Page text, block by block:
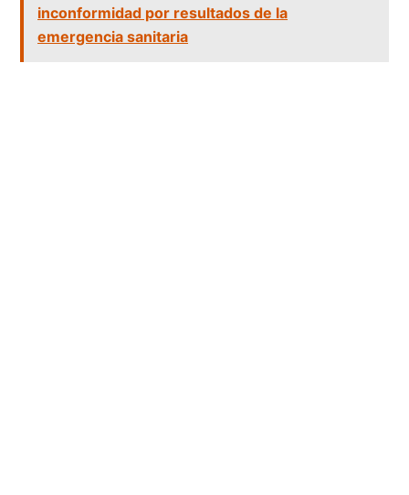
inconformidad por resultados de la
emergencia sanitaria